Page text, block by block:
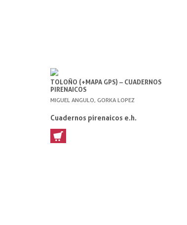
TOLOÑO (+MAPA GPS) – CUADERNOS
PIRENAICOS
MIGUEL ANGULO, GORKA LOPEZ
Cuadernos pirenaicos e.h.